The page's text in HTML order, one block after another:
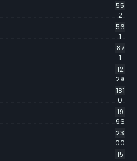
55
2
56
1
87
1
12
29
181
0
19
96
23
00
15